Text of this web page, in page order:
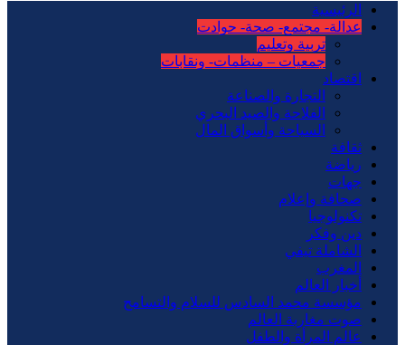
الرئيسية
عدالة- مجتمع- صحة- حوادت
تربية وتعليم
جمعيات – منظمات- ونقابات
اقتصاد
التجارة والصناعة
الفلاحة والصيد البحري
السياحة وأسواق المال
ثقافة
رياضة
جهات
صحافة وإعلام
تكنولوجيا
دين وفكر
الشاملة تيفي
المغرب
أخبار العالم
مؤسسة محمد السادس للسلام والتسامح
صوت مغاربة العالم
عالم المرأة والطفل